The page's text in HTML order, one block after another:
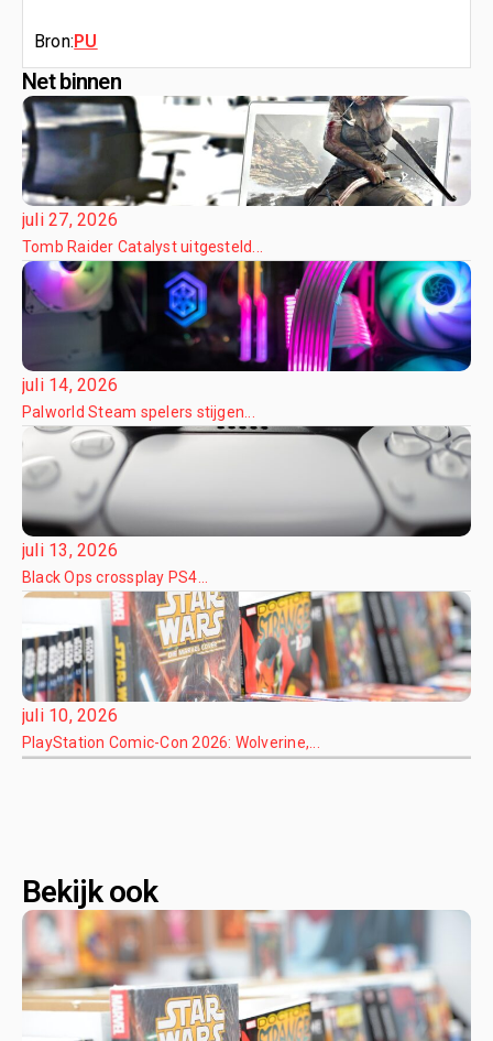
Bron: PU
Net binnen
juli 27, 2026
Tomb Raider Catalyst uitgesteld...
juli 14, 2026
Palworld Steam spelers stijgen...
juli 13, 2026
Black Ops crossplay PS4...
juli 10, 2026
PlayStation Comic-Con 2026: Wolverine,...
Bekijk ook